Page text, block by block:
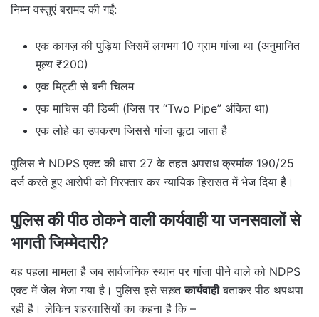
निम्न वस्तुएं बरामद की गईं:
एक कागज़ की पुड़िया जिसमें लगभग 10 ग्राम गांजा था (अनुमानित
मूल्य ₹200)
एक मिट्टी से बनी चिलम
एक माचिस की डिब्बी (जिस पर “Two Pipe” अंकित था)
एक लोहे का उपकरण जिससे गांजा कूटा जाता है
पुलिस ने NDPS एक्ट की धारा 27 के तहत अपराध क्रमांक 190/25
दर्ज करते हुए आरोपी को गिरफ्तार कर न्यायिक हिरासत में भेज दिया है।
पुलिस की पीठ ठोकने वालीकार्यवाहीया जनसवालों से
भागती जिम्मेदारी?
यह पहला मामला है जब सार्वजनिक स्थान पर गांजा पीने वाले को NDPS
एक्ट में जेल भेजा गया है। पुलिस इसे सख़्तकार्यवाहीबताकर पीठ थपथपा
रही है। लेकिन शहरवासियों का कहना है कि –